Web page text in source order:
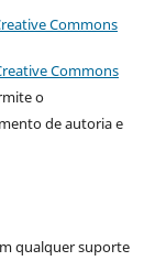
Commons
Commons
o
de autoria e
qualquer suporte